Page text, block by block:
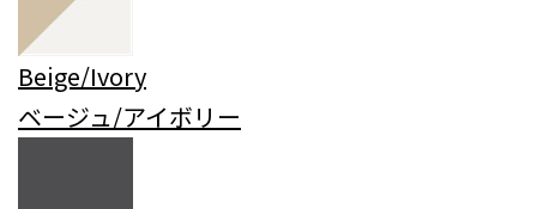
Beige/Ivory
ベージュ/アイボリー